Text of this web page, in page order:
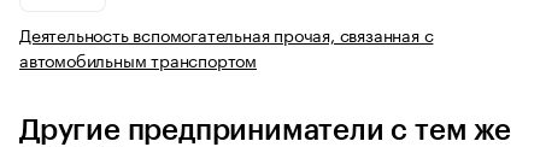
Деятельность вспомогательная прочая, связанная с
автомобильным транспортом
Другие предприниматели с тем же